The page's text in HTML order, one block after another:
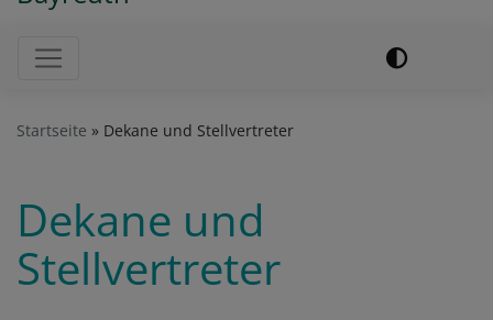
Hauptnavigation
Startseite Dekane und Stellvertreter
Dekane und
Stellvertreter